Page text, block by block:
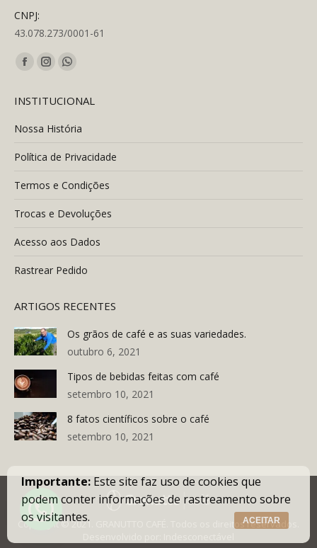
CNPJ:
43.078.273/0001-61
Encontre-nos em:
Facebook
opens
in
window
Instagram
opens
in
window
Whatsapp
opens
in
window
INSTITUCIONAL
Nossa História
Política de Privacidade
Termos e Condições
Trocas e Devoluções
Acesso aos Dados
Rastrear Pedido
ARTIGOS RECENTES
Os grãos de café e as suas variedades.
outubro 6, 2021
Tipos de bebidas feitas com café
setembro 10, 2021
8 fatos científicos sobre o café
setembro 10, 2021
Copyright © 2021. GRANUTTO CAFÉ. Todos os direitos reservados.
Importante: Este site faz uso de cookies que
podem conter informações de rastreamento sobre
os visitantes.
ACEITAR